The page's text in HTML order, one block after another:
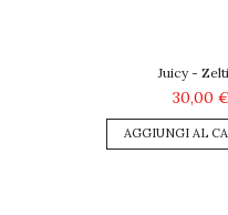
Juicy -
30,00 €
AGGIUNGI AL